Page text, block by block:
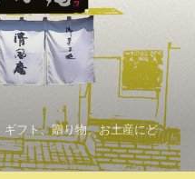
フト、贈り物、お土産にど